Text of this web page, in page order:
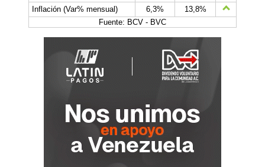
Inflación (Var% mensual)
6,3%
13,8%
Fuente: BCV - BVC